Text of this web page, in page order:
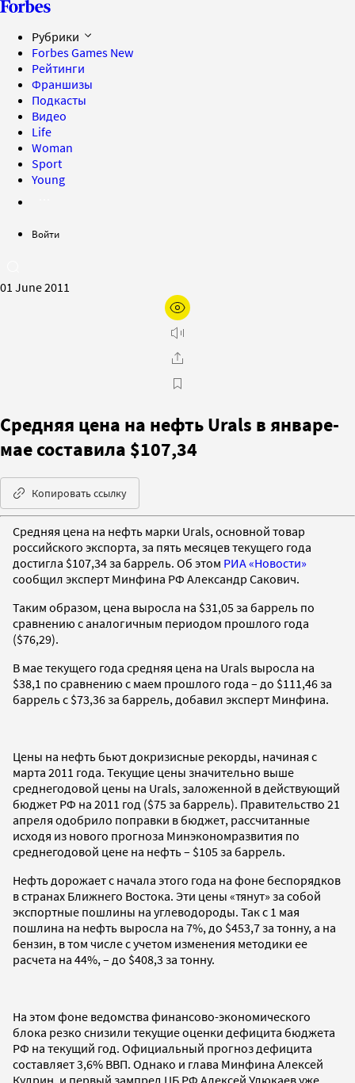
Рубрики
Forbes Games New
Рейтинги
Франшизы
Подкасты
Видео
Life
Woman
Sport
Young
Войти
01 June 2011
Средняя цена на нефть Urals в январе-
мае составила $107,34
Копировать ссылку
Средняя цена на нефть марки Urals, основной товар
российского экспорта, за пять месяцев текущего года
достигла $107,34 за баррель. Об этом РИА «Новости»
сообщил эксперт Минфина РФ Александр Сакович.
Таким образом, цена выросла на $31,05 за баррель по
сравнению с аналогичным периодом прошлого года
($76,29).
В мае текущего года средняя цена на Urals выросла на
$38,1 по сравнению с маем прошлого года – до $111,46 за
баррель с $73,36 за баррель, добавил эксперт Минфина.
Цены на нефть бьют докризисные рекорды, начиная с
марта 2011 года. Текущие цены значительно выше
среднегодовой цены на Urals, заложенной в действующий
бюджет РФ на 2011 год ($75 за баррель). Правительство 21
апреля одобрило поправки в бюджет, рассчитанные
исходя из нового прогноза Минэкономразвития по
среднегодовой цене на нефть – $105 за баррель.
Нефть дорожает с начала этого года на фоне беспорядков
в странах Ближнего Востока. Эти цены «тянут» за собой
экспортные пошлины на углеводороды. Так с 1 мая
пошлина на нефть выросла на 7%, до $453,7 за тонну, а на
бензин, в том числе с учетом изменения методики ее
расчета на 44%, – до $408,3 за тонну.
На этом фоне ведомства финансово-экономического
блока резко снизили текущие оценки дефицита бюджета
РФ на текущий год. Официальный прогноз дефицита
составляет 3,6% ВВП. Однако и глава Минфина Алексей
Кудрин, и первый зампред ЦБ РФ Алексей Улюкаев уже